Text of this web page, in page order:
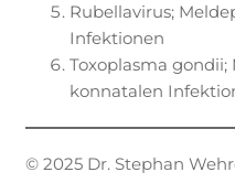
Rubellavirus;
Infektionen
Toxoplasma
konnatalen
© 2025 Dr. Stephan